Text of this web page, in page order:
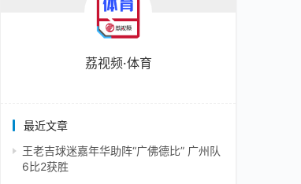
荔视频·体育
最近文章
王老吉球迷嘉年华助阵“广佛德比” 广州队
6比2获胜